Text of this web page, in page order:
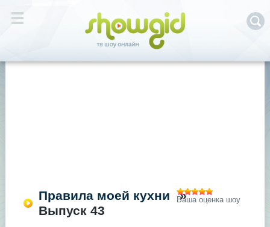
Правила моей кухни
»
Выпуск 43
Ваша оценка шоу